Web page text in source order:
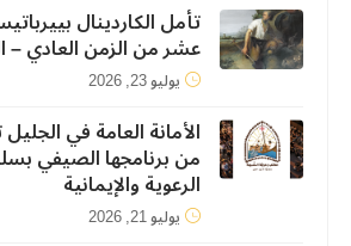
تأمل الكاردينال
عشر من الزمن العادي –
يوليو 23, 2026
الأمانة العامة في
من برنامجها الصيفي
الرعوية والإيمانية
يوليو 21, 2026